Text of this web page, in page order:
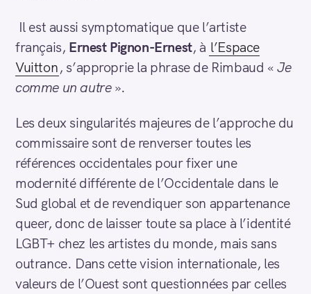
Il est aussi symptomatique que l’artiste
français, Ernest Pignon-Ernest, à l’Espace
Vuitton , s’approprie la phrase de Rimbaud «Je
comme un autre».
Les deux singularités majeures de l’approche du
commissaire sont de renverser toutes les
références occidentales pour fixer une
modernité différente de l’Occidentale dans le
Sud global et de revendiquer son appartenance
queer, donc de laisser toute sa place à l’identité
LGBT+ chez les artistes du monde, mais sans
outrance. Dans cette vision internationale, les
valeurs de l’Ouest sont questionnées par celles